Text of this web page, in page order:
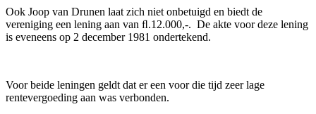
Ook Joop van Drunen laat zich niet onbetuigd en biedt de
vereniging een lening aan van ﬂ.12.000,-. De akte voor deze lening
is eveneens op 2 december 1981 ondertekend.
Voor beide leningen geldt dat er een voor die tijd zeer lage
rentevergoeding aan was verbonden.